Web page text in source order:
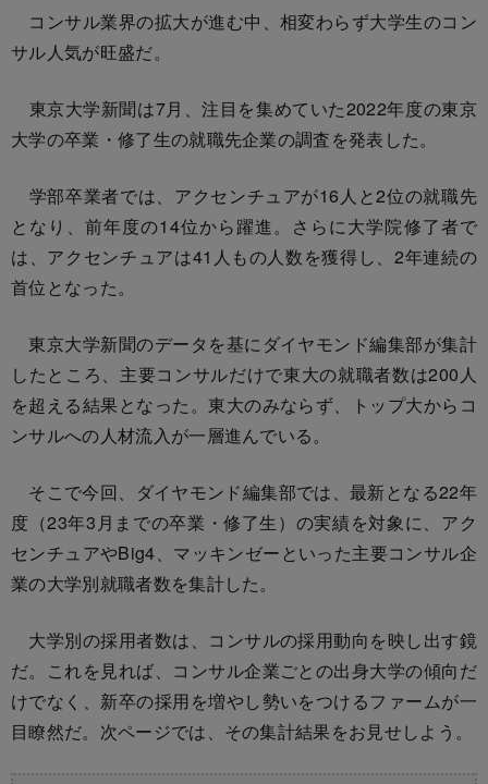
コンサル業界の拡大が進む中、相変わらず大学生のコン
サル人気が旺盛だ。
東京大学新聞は7月、注目を集めていた2022年度の東京
大学の卒業・修了生の就職先企業の調査を発表した。
学部卒業者では、アクセンチュアが16人と2位の就職先
となり、前年度の14位から躍進。さらに大学院修了者で
は、アクセンチュアは41人もの人数を獲得し、2年連続の
首位となった。
東京大学新聞のデータを基にダイヤモンド編集部が集計
したところ、主要コンサルだけで東大の就職者数は200人
を超える結果となった。東大のみならず、トップ大からコ
ンサルへの人材流入が一層進んでいる。
そこで今回、ダイヤモンド編集部では、最新となる22年
度（23年3月までの卒業・修了生）の実績を対象に、アク
センチュアやBig4、マッキンゼーといった主要コンサル企
業の大学別就職者数を集計した。
大学別の採用者数は、コンサルの採用動向を映し出す鏡
だ。これを見れば、コンサル企業ごとの出身大学の傾向だ
けでなく、新卒の採用を増やし勢いをつけるファームが一
目瞭然だ。次ページでは、その集計結果をお見せしよう。